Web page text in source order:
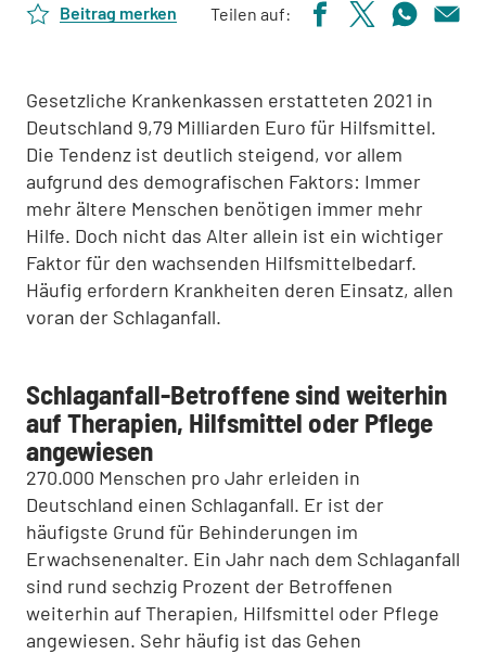
Beitrag merken Teilen auf:
Gesetzliche Krankenkassen erstatteten 2021 in
Deutschland 9,79 Milliarden Euro für Hilfsmittel.
Die Tendenz ist deutlich steigend, vor allem
aufgrund des demografischen Faktors: Immer
mehr ältere Menschen benötigen immer mehr
Hilfe. Doch nicht das Alter allein ist ein wichtiger
Faktor für den wachsenden Hilfsmittelbedarf.
Häufig erfordern Krankheiten deren Einsatz, allen
voran der Schlaganfall.
Schlaganfall-Betroffene sind weiterhin
auf Therapien, Hilfsmittel oder Pflege
angewiesen
270.000 Menschen pro Jahr erleiden in
Deutschland einen Schlaganfall. Er ist der
häufigste Grund für Behinderungen im
Erwachsenenalter. Ein Jahr nach dem Schlaganfall
sind rund sechzig Prozent der Betroffenen
weiterhin auf Therapien, Hilfsmittel oder Pflege
angewiesen. Sehr häufig ist das Gehen